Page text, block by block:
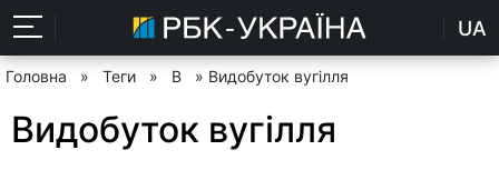
UA
Головна » Теги » В » Видобуток вугілля
Видобуток вугілля